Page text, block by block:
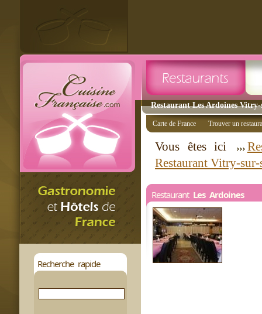
Restaurant Les Ardoines
Recherche rapide
Carte de France Trouver un
Vous êtes ici
Restaurant Vitry-sur-
Restaurant Les Ardoines